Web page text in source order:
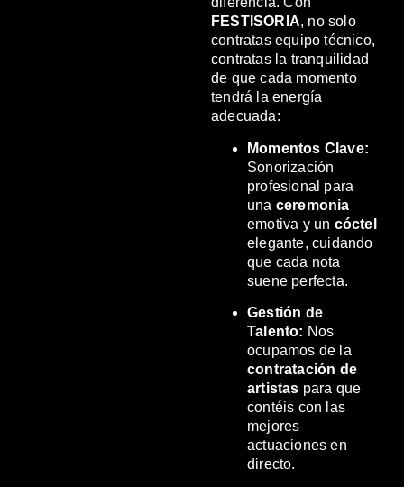
FESTISORIA, no solo
contratas equipo técnico,
contratas la tranquilidad
de que cada momento
tendrá la energía
adecuada:
Momentos Clave:
Sonorización
profesional para
una ceremonia
emotiva y un cóctel
elegante, cuidando
que cada nota
suene perfecta.
Gestión de
Talento: Nos
ocupamos de la
contratación de
artistas para que
contéis con las
mejores
actuaciones en
directo.